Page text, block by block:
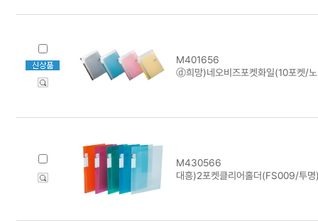
M401656
ⓓ희망)네오비즈포켓화일(10포켓/
M430566
대흥)2포켓클리어홀더(FS009/투